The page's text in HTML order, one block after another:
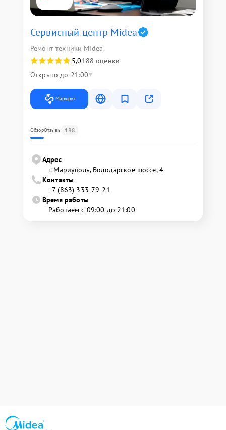
Сервисный центр Midea
Ремонт техники Midea
5,0188 оценки
Открыто до 21:00
Маршрут
ОбзорОтзывы 188
Адрес
г. Мариуполь, Володарское шоссе, 4
Контакты
+7 (863) 333-79-21
Время работы
Работаем с 09:00 до 21:00